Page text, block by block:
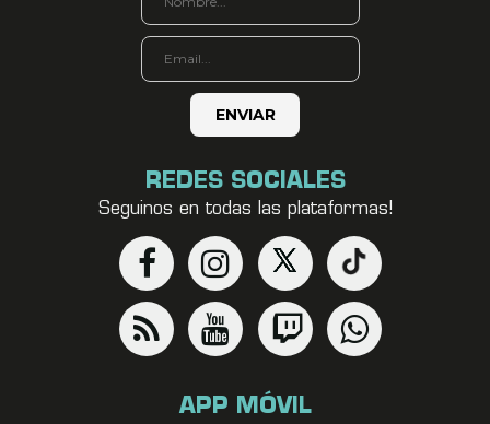
REDES SOCIALES
Seguinos en todas las plataformas!
APP MÓVIL